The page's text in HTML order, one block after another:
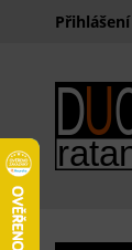
Přihlášení